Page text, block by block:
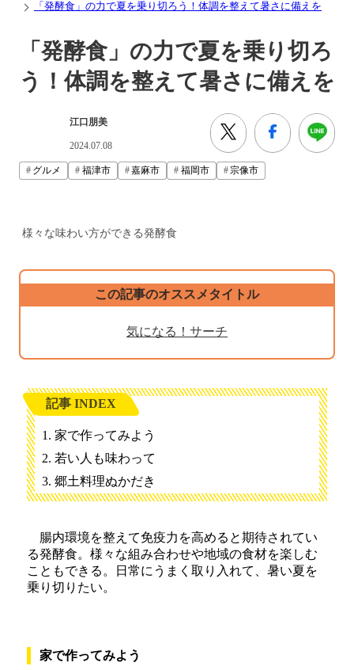
「発酵食」の力で夏を乗り切ろう！体調を整えて暑さに備えを
「発酵食」の力で夏を乗り切ろ
う！体調を整えて暑さに備えを
江口朋美
2024.07.08
グルメ 福津市 嘉麻市 福岡市 宗像市
様々な味わい方ができる発酵食
この記事のオススメタイトル
気になる！サーチ
記事 INDEX
家で作ってみよう
若い人も味わって
郷土料理ぬかだき
腸内環境を整えて免疫力を高めると期待されてい
る発酵食。様々な組み合わせや地域の食材を楽しむ
こともできる。日常にうまく取り入れて、暑い夏を
乗り切りたい。
家で作ってみよう